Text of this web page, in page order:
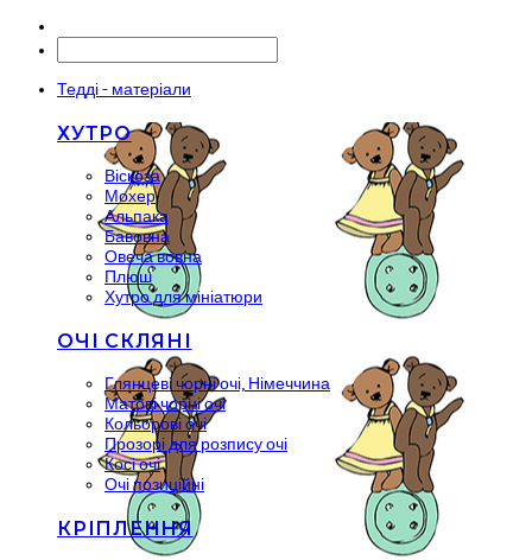
Тедді - матеріали
ХУТРО
Віскоза
Мохер
Альпака
Бавовна
Овеча вовна
Плюш
Хутро для мініатюри
ОЧІ СКЛЯНІ
Глянцеві чорні очі, Німеччина
Матові чорні очі
Кольорові очі
Прозорі для розпису очі
Косі очі
Очі позиційні
КРІПЛЕННЯ